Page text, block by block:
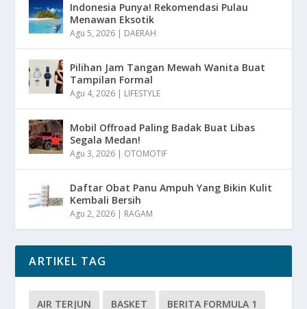
Indonesia Punya! Rekomendasi Pulau
Menawan Eksotik
Agu 5, 2026 | DAERAH
Pilihan Jam Tangan Mewah Wanita Buat
Tampilan Formal
Agu 4, 2026 | LIFESTYLE
Mobil Offroad Paling Badak Buat Libas
Segala Medan!
Agu 3, 2026 | OTOMOTIF
Daftar Obat Panu Ampuh Yang Bikin Kulit
Kembali Bersih
Agu 2, 2026 | RAGAM
ARTIKEL TAG
AIR TERJUN BASKET BERITA FORMULA 1